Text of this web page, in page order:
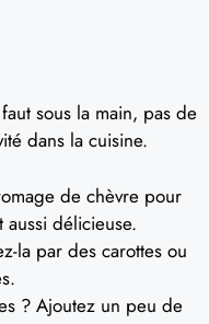
sous la main, pas de
dans la cuisine.
de chèvre pour
délicieuse.
la par des carottes ou
? Ajoutez un peu de